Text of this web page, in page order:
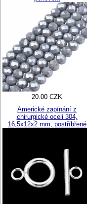
20.00 CZK
Americké zapínání z
chirurgické oceli 304,
16,5x12x2 mm, postříbřené